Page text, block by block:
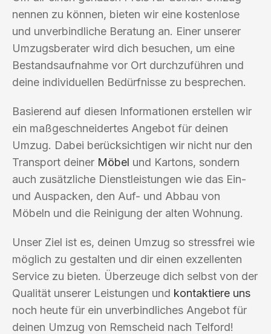
nennen zu können, bieten wir eine kostenlose
und unverbindliche Beratung an. Einer unserer
Umzugsberater wird dich besuchen, um eine
Bestandsaufnahme vor Ort durchzuführen und
deine individuellen Bedürfnisse zu besprechen.
Basierend auf diesen Informationen erstellen wir
ein maßgeschneidertes Angebot für deinen
Umzug. Dabei berücksichtigen wir nicht nur den
Transport deiner Möbel und Kartons, sondern
auch zusätzliche Dienstleistungen wie das Ein-
und Auspacken, den Auf- und Abbau von
Möbeln und die Reinigung der alten Wohnung.
Unser Ziel ist es, deinen Umzug so stressfrei wie
möglich zu gestalten und dir einen exzellenten
Service zu bieten. Überzeuge dich selbst von der
Qualität unserer Leistungen und kontaktiere uns
noch heute für ein unverbindliches Angebot für
deinen Umzug von Remscheid nach Telford!